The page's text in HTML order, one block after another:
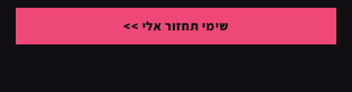
שימי תחזור אלי >>